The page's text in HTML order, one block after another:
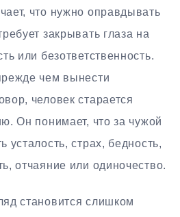
что нужно оправдывать
закрывать глаза на
или безответственность.
чем вынести
человек старается
Он понимает, что за чужой
усталость, страх, бедность,
отчаяние или одиночество.
становится слишком